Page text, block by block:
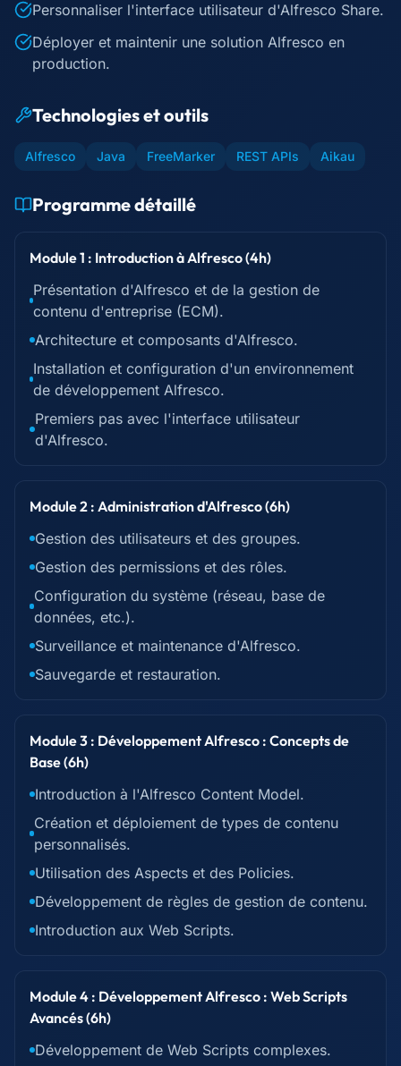
Personnaliser l'interface utilisateur d'Alfresco Share.
Déployer et maintenir une solution Alfresco en
production.
Technologies et outils
Alfresco Java FreeMarker REST APIs Aikau
Programme détaillé
Module 1 : Introduction à Alfresco (4h)
Présentation d'Alfresco et de la gestion de
contenu d'entreprise (ECM).
Architecture et composants d'Alfresco.
Installation et configuration d'un environnement
de développement Alfresco.
Premiers pas avec l'interface utilisateur
d'Alfresco.
Module 2 : Administration d'Alfresco (6h)
Gestion des utilisateurs et des groupes.
Gestion des permissions et des rôles.
Configuration du système (réseau, base de
données, etc.).
Surveillance et maintenance d'Alfresco.
Sauvegarde et restauration.
Module 3 : Développement Alfresco : Concepts de
Base (6h)
Introduction à l'Alfresco Content Model.
Création et déploiement de types de contenu
personnalisés.
Utilisation des Aspects et des Policies.
Développement de règles de gestion de contenu.
Introduction aux Web Scripts.
Module 4 : Développement Alfresco : Web Scripts
Avancés (6h)
Développement de Web Scripts complexes.